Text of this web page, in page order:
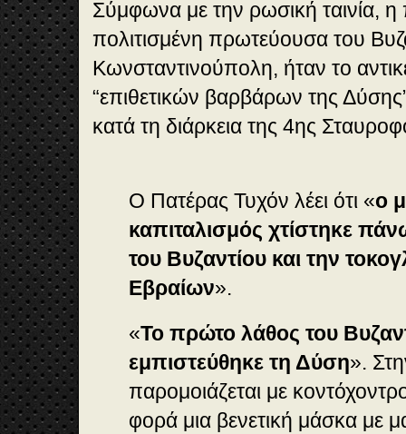
Σύμφωνα με την ρωσική ταινία, η
πολιτισμένη πρωτεύουσα του
Κωνσταντινούπολη, ήταν το
“επιθετικών βαρβάρων της
κατά τη διάρκεια της 4ης
Ο Πατέρας Τυχόν λέει ότι «ο
καπιταλισμός χτίστηκε
του Βυζαντίου και την
Εβραίων».
«To πρώτο λάθος του
εμπιστεύθηκε τη Δύση».
παρομοιάζεται με
φορά μια βενετική μάσκα με